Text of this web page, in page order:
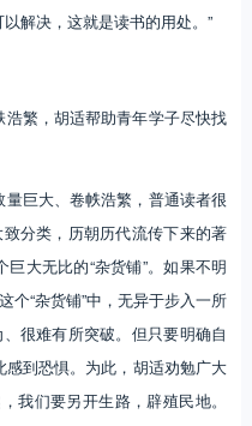
解决，这就是读书的用处。”
繁，胡适帮助青年学子尽快找
巨大、卷帙浩繁，普通读者很
分类，历朝历代流传下来的著
大无比的“杂货铺”。如果不明
个“杂货铺”中，无异于步入一所
很难有所突破。但只要明确自
到恐惧。为此，胡适劝勉广大
我们要另开生路，辟殖民地。